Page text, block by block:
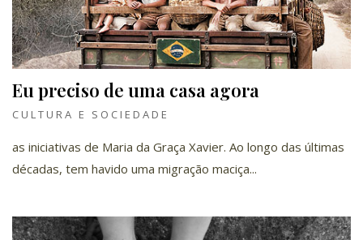
Eu preciso de uma casa agora
CULTURA E SOCIEDADE
as iniciativas de Maria da Graça Xavier. Ao longo das últimas
décadas, tem havido uma migração maciça...